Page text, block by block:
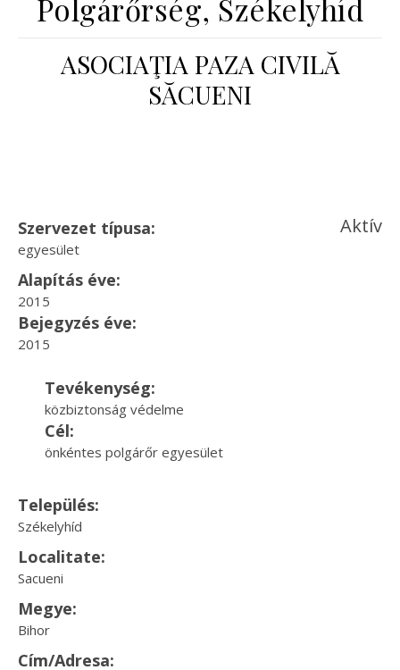
Polgárőrség, Székelyhíd
ASOCIAŢIA PAZA CIVILĂ
SĂCUENI
Szervezet típusa:
egyesület
Aktív
Alapítás éve:
2015
Bejegyzés éve:
2015
Tevékenység:
közbiztonság védelme
Cél:
önkéntes polgárőr egyesület
Település:
Székelyhíd
Localitate:
Sacueni
Megye:
Bihor
Cím/Adresa: